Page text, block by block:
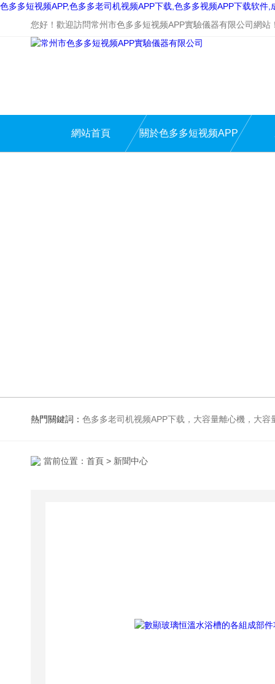
色多多短视频APP,色多多老司机视频APP下载,色多多视频APP下载软件,
您好！歡迎訪問常州市色多多短视频APP實驗儀器有限公司網站
網站首頁 關於色多多短视频APP
熱門關鍵詞： 色多多老司机视频APP下载，大容量離心機，大容量振蕩器，高速冷凍離心機，生化、光照、振蕩培養箱，磁力攪拌器
當前位置： 首頁 > 新聞中心